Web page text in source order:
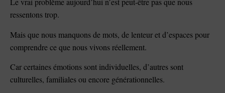
ressentons trop.
Mais que nous manquons de mots, de lenteur et d’espaces pour
comprendre ce que nous vivons réellement.
Car certaines émotions sont individuelles, d’autres sont
culturelles, familiales ou encore générationnelles.